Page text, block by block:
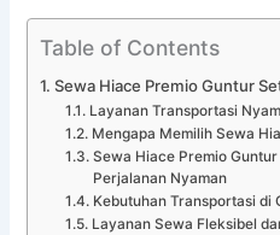
Table of Contents
Sewa Hiace Premio Guntur
Layanan Transportasi
Mengapa Memilih Sewa
Sewa Hiace Premio
Perjalanan Nyaman
Kebutuhan Transportasi di
Layanan Sewa Fleksibel